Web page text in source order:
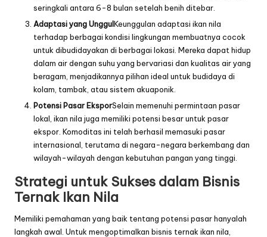
seringkali antara 6-8 bulan setelah benih ditebar.
Adaptasi yang UnggulKeunggulan adaptasi ikan nila
terhadap berbagai kondisi lingkungan membuatnya cocok
untuk dibudidayakan di berbagai lokasi. Mereka dapat hidup
dalam air dengan suhu yang bervariasi dan kualitas air yang
beragam, menjadikannya pilihan ideal untuk budidaya di
kolam, tambak, atau sistem akuaponik.
Potensi Pasar EksporSelain memenuhi permintaan pasar
lokal, ikan nila juga memiliki potensi besar untuk pasar
ekspor. Komoditas ini telah berhasil memasuki pasar
internasional, terutama di negara-negara berkembang dan
wilayah-wilayah dengan kebutuhan pangan yang tinggi.
Strategi untuk Sukses dalam Bisnis
Ternak Ikan Nila
Memiliki pemahaman yang baik tentang potensi pasar hanyalah
langkah awal. Untuk mengoptimalkan bisnis ternak ikan nila,